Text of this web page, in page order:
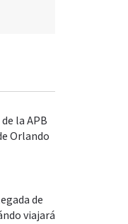
la APB
Orlando
de
viajará